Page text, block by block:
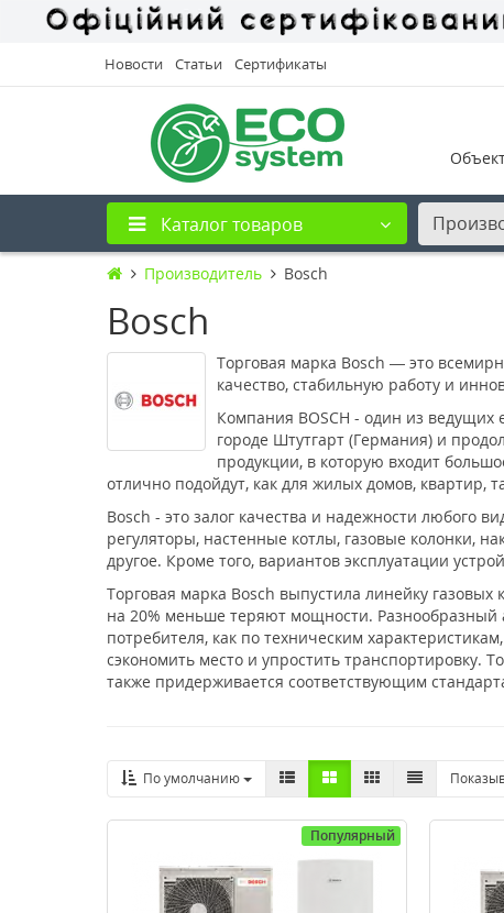
Новости Статьи Сертификаты
Каталог товаров
Производитель Bosch
Bosch
Торговая марка Bosch — это
качество, стабильную работу и
Компания BOSCH - один из ведущих
городе Штутгарт (Германия) и
продукции, в которую входит
отлично подойдут, как для жилых домов,
Bosch - это залог качества и надежности любого
регуляторы, настенные котлы, газовые колонки,
другое. Кроме того, вариантов эксплуатации
Торговая марка Bosch выпустила линейку
на 20% меньше теряют мощности. Разнообразный
потребителя, как по техническим
сэкономить место и упростить транспортировку.
также придерживается соответствующим
По умолчанию
Популярный